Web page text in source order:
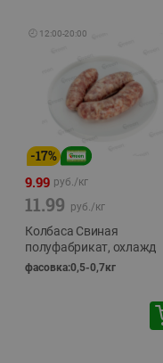
🕘 12:00-20:00
-17%
9.99 руб./кг
11.99 руб./кг
Колбаса Свиная
полуфабрикат, охлажд
фасовка:0,5-0,7кг